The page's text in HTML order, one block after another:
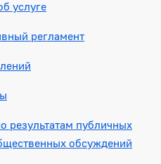
услуге
регламент
результатам публичных
обсуждений